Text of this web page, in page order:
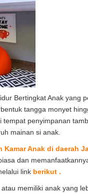
Bertingkat Anak yang
tangga monyet
penyimpanan
mainan si anak.
Kamar Anak di daerah
dan
link berikut .
memiliki anak yang